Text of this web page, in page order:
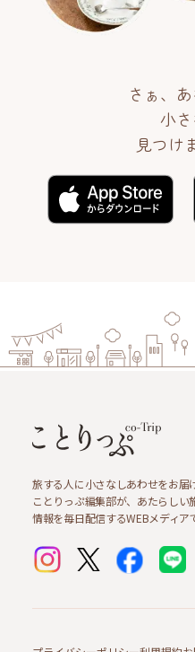
さぁ、
小
見つけ
旅する人に小さなしあわせをお届
ことりっぷ編集部が、あたらしい
情報を毎日配信するWEBメディア